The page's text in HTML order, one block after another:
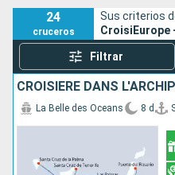
24
cruceros
Sus criterios
CroisiEurope
Filtrar
La Belle des Oceans 8 d